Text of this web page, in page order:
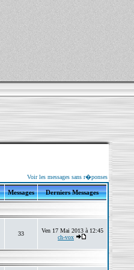
Voir les messages sans r�ponses
Messages Derniers Messages
33
Ven 17 Mai 2013 à 12:45
ch-vox